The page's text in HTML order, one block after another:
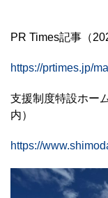
PR Times記事（
https://prtimes.jp/
支援制度特設ホー
内）
https://